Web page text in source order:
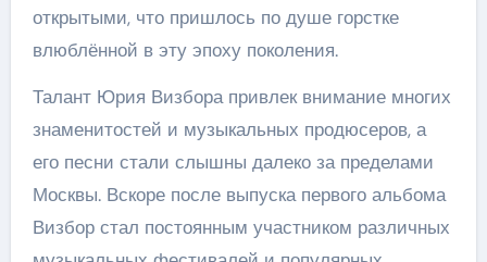
открытыми, что пришлось по душе горстке
влюблённой в эту эпоху поколения.
Талант Юрия Визбора привлек внимание многих
знаменитостей и музыкальных продюсеров, а
его песни стали слышны далеко за пределами
Москвы. Вскоре после выпуска первого альбома
Визбор стал постоянным участником различных